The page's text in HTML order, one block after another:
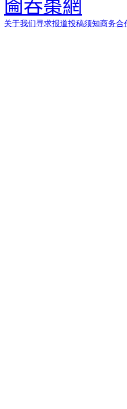
圇吞棗網
关于我们寻求报道投稿须知商务合